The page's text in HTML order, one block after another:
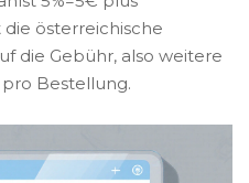
österreichische
die Gebühr, also weitere
pro Bestellung.